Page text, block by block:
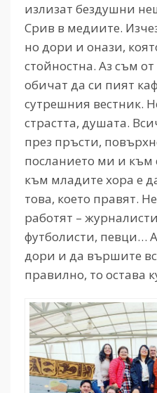
излизат бездушни
Срив в медиите.
но дори и онази,
стойностна. Аз съм
обичат да си пият
сутрешния вестник.
страстта, душата.
през пръсти,
посланието ми и към
към младите хора е
това, което правят.
работят –
футболисти, певци…
дори и да вършите
правилно, то остава